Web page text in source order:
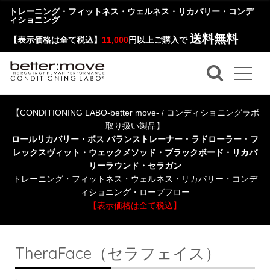
トレーニング・フィットネス・ウェルネス・リカバリー・コンデ
ィショニング
【表示価格は全て税込】 11,000円以上ご購入で 送料無料
【CONDITIONING LABO-better move- / コンディショニングラボ
取り扱い製品】
ロールリカバリー・ボス バランストレーナー・ラドローラー・フ
レックスヴィット・ウェックメソッド・ブラックボード・リカバ
リーラウンド・セラガン
トレーニング・フィットネス・ウェルネス・リカバリー・コンデ
ィショニング・ロープフロー
【表示価格は全て税込】
TheraFace（セラフェイス）